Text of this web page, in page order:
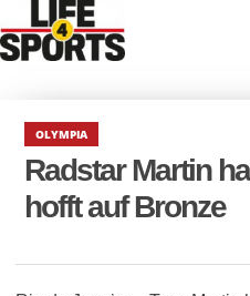
OLYMPIA
Radstar Martin
hofft auf Bronze